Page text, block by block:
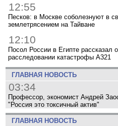
12:55
Песков: в Москве соболезнуют в
землетрясением на Тайване
12:10
Посол России в Египте рассказал о
расследовании катастрофы A321
ГЛАВНАЯ НОВОСТЬ
03:34
Профессор, экономист Андрей
"Россия это токсичный актив"
ГЛАВНАЯ НОВОСТЬ